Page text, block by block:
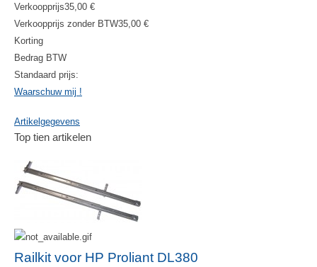
Verkoopprijs35,00 €
Verkoopprijs zonder BTW35,00 €
Korting
Bedrag BTW
Standaard prijs:
Waarschuw mij !
Artikelgegevens
Top tien artikelen
Railkit voor HP Proliant DL380